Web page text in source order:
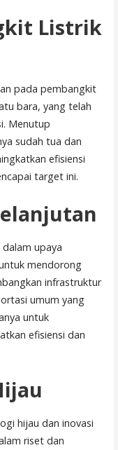
Listrik
pada pembangkit
bara, yang telah
Menutup
sudah tua dan
efisiensi
target ini.
upaya
mendorong
infrastruktur
umum yang
untuk
efisiensi dan
hijau dan inovasi
riset dan